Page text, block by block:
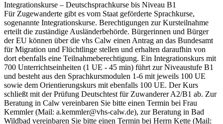
Integrationskurse – Deutschsprachkurse bis Niveau B1
Für Zugewanderte gibt es vom Staat geförderte Sprachkurse,
sogenannte Integrationskurse. Berechtigungen zur Kursteilnahme
erteilt die zuständige Ausländerbehörde. Bürgerinnen und Bürger
der EU können über die vhs Calw einen Antrag an das Bundesamt
für Migration und Flüchtlinge stellen und erhalten daraufhin von
dort ebenfalls eine Teilnahmeberechtigung. Ein Integrationskurs mit
700 Unterrichtseinheiten (1 UE - 45 min) führt zur Niveaustufe B1
und besteht aus den Sprachkursmodulen 1-6 mit jeweils 100 UE
sowie dem Orientierungskurs mit ebenfalls 100 UE. Der Kurs
schließt mit der Prüfung Deutschtest für Zuwanderer A2/B1 ab. Zur
Beratung in Calw vereinbaren Sie bitte einen Termin bei Frau
Kemmler (Mail: a.kemmler@vhs-calw.de), zur Beratung in Bad
Wildbad vereinbaren Sie bitte einen Termin bei Herrn Kette (Mail: